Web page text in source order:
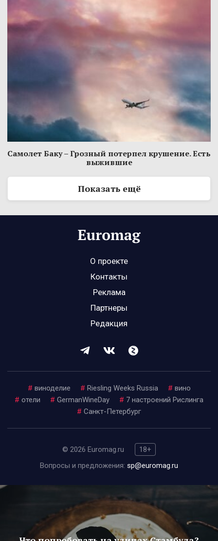
Самолет Баку – Грозный потерпел крушение. Есть
выжившие
Показать ещё
О проекте
Контакты
Реклама
Партнеры
Редакция
# виноделие # Riesling Weeks Russia # вино
# отели # GermanWineDay # 7 настроений Рислинга
# Санкт-Петербург
© 2026 Euromag.ru
18+
Вопросы и предложения: sp@euromag.ru